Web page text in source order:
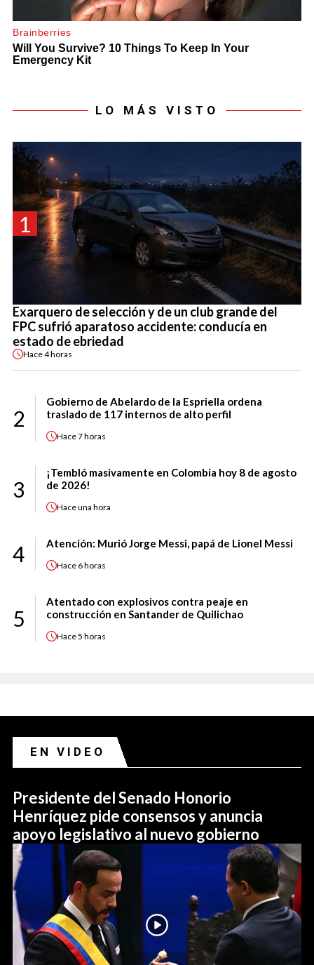
LO MÁS VISTO
1
Exarquero de selección y de un club grande del
FPC sufrió aparatoso accidente: conducía en
estado de ebriedad
Hace4 horas
2
Gobierno de Abelardo de la Espriella ordena
traslado de 117 internos de alto perfil
Hace7 horas
3
¡Tembló masivamente en Colombia hoy 8 de agosto
de 2026!
Haceuna hora
4 Atención: Murió Jorge Messi, papá de Lionel Messi
Hace 6 horas
5
Atentado con explosivos contra peaje en
construcción en Santander de Quilichao
Hace5 horas
EN VIDEO
Presidente del Senado Honorio
Henríquez pide consensos y anuncia
apoyo legislativo al nuevo gobierno